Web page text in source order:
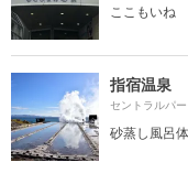
ここもいね
指宿温泉
セントラルパ
砂蒸し風呂